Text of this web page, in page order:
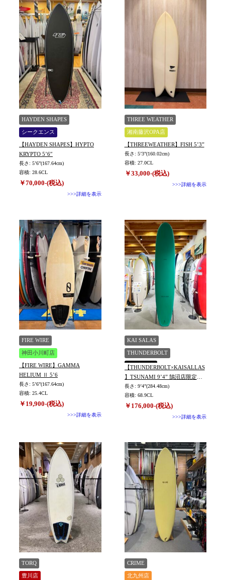
HAYDEN SHAPES
シークエンス
【HAYDEN SHAPES】HYPTO
KRYPTO 5’6″
長さ: 5’6”(167.64cm)
容積: 28.6CL
￥70,000-(税込)
>>>詳細を表示
THREE WEATHER
湘南藤沢OPA店
【THREEWEATHER】FISH 5’3”
長さ: 5’3”(160.02cm)
容積: 27.0CL
￥33,000-(税込)
>>>詳細を表示
FIRE WIRE
神田小川町店
【FIRE WIRE】GAMMA
HELIUM Ⅱ 5’6
長さ: 5’6”(167.64cm)
容積: 25.4CL
￥19,900-(税込)
>>>詳細を表示
KAI SALAS
THUNDERBOLT
湘南鵠沼店
【THUNDERBOLT×KAISALLAS
】TSUNAMI 9’4” 鵠沼店限定カ
ラー
長さ: 9’4”(284.48cm)
容積: 68.9CL
￥176,000-(税込)
>>>詳細を表示
TORQ
豊川店
CRIME
北九州店